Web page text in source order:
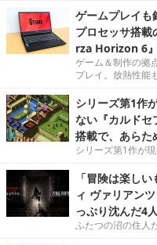
ゲームプレイ
プロセッサ搭載
rza Horizon 6
ゲーム＆制作の拠
プレイ。放熱性能
シリーズ第1作
ない『カルドセ
搭載で、あらた
シリーズ第1作が
「冒険は楽し
ィ ヴァリアン
っぷり沈んだ4
ふたつの沼の住人